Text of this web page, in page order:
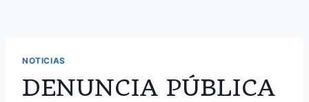
NOTICIAS
DENUNCIA PÚBLICA